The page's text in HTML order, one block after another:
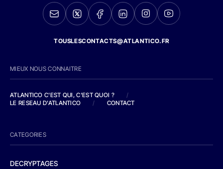
TOUSLESCONTACTS@ATLANTICO.FR
MIEUX NOUS CONNAITRE
ATLANTICO C'EST QUI, C'EST QUOI ?
/
LE RESEAU D'ATLANTICO
/ CONTACT
CATEGORIES
DECRYPTAGES